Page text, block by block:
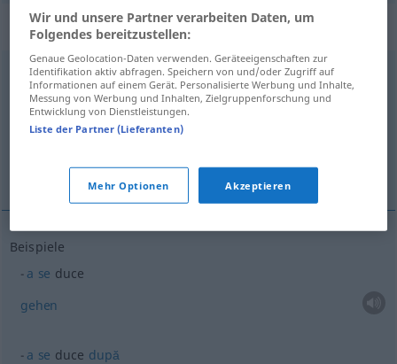
„duce“: verb reflexiv
ducev/r
Übersicht aller Übersetzungen
(Für mehr Details die Übersetzung anklicken/antippen)
gehen holen
Beispiele
a se duce
gehen
a se duce după
Wir und unsere Partner verarbeiten Daten, um
Folgendes bereitzustellen:
Genaue Geolocation-Daten verwenden. Geräteeigenschaften zur
Identifikation aktiv abfragen. Speichern von und/oder Zugriff auf
Informationen auf einem Gerät. Personalisierte Werbung und Inhalte,
Messung von Werbung und Inhalten, Zielgruppenforschung und
Entwicklung von Dienstleistungen.
Liste der Partner (Lieferanten)
Mehr Optionen Akzeptieren